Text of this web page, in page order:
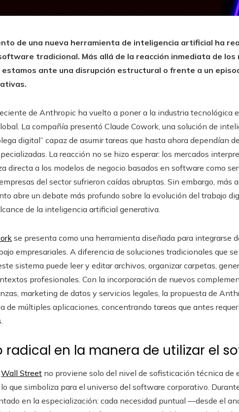
de una nueva herramienta de inteligencia artificial ha
tradicional. Más allá de la reacción inmediata de los
estamos ante una disrupción estructural o frente a un
de Anthropic ha vuelto a poner a la industria tecnológica
La compañía presentó Claude Cowork, una solución de
digital” capaz de asumir tareas que hasta ahora dependían
La reacción no se hizo esperar: los mercados
directa a los modelos de negocio basados en software como
del sector sufrieron caídas abruptas. Sin embargo, más
abre un debate más profundo sobre la evolución del trabajo
de la inteligencia artificial generativa.
se presenta como una herramienta diseñada para integrarse
empresariales. A diferencia de soluciones tradicionales que
sistema puede leer y editar archivos, organizar carpetas,
profesionales. Con la incorporación de nuevos
marketing de datos y servicios legales, la propuesta de
de múltiples aplicaciones, concentrando tareas que antes
radical en la manera de utilizar el
Wall Street no proviene solo del nivel de sofisticación técnica de
que simboliza para el universo del software corporativo.
en la especialización: cada necesidad puntual —desde el